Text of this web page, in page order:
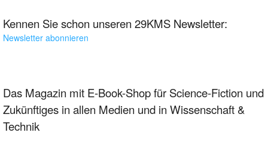
Kennen Sie schon unseren 29KMS Newsletter:
Newsletter abonnieren
Das Magazin mit E-Book-Shop für Science-Fiction und
Zukünftiges in allen Medien und in Wissenschaft &
Technik